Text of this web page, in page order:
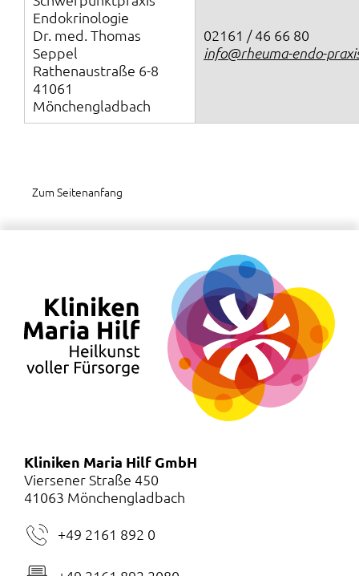
Endokrinologie
Dr. med. Thomas
Seppel
Rathenaustraße 6-8
41061
Mönchengladbach
02161 / 46 66 80
info@rheuma-endo-
Zum Seitenanfang
Kliniken Maria Hilf GmbH
Viersener Straße 450
41063 Mönchengladbach
+49 2161 892 0